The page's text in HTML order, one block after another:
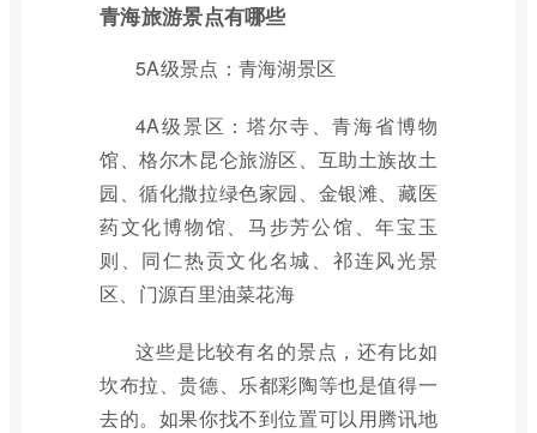
青海旅游景点有哪些
5A级景点：青海湖景区
4A级景区：塔尔寺、青海省博物
馆、格尔木昆仑旅游区、互助土族故土
园、循化撒拉绿色家园、金银滩、藏医
药文化博物馆、马步芳公馆、年宝玉
则、同仁热贡文化名城、祁连风光景
区、门源百里油菜花海
这些是比较有名的景点，还有比如
坎布拉、贵德、乐都彩陶等也是值得一
去的。如果你找不到位置可以用腾讯地